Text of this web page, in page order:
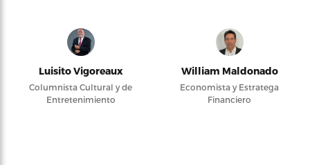
Luisito Vigoreaux
Columnista Cultural y de
Entretenimiento
William Maldonado
Economista y Estratega
Financiero